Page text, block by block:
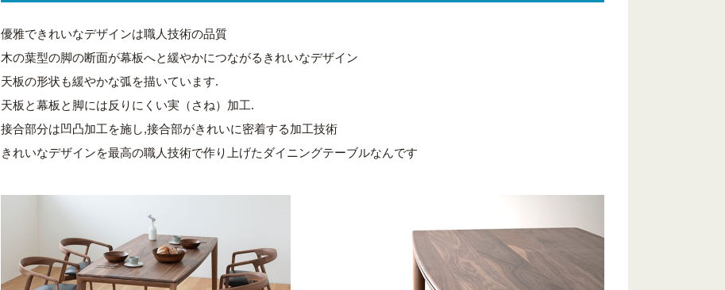
優雅できれいなデザインは職人技術の品質
木の葉型の脚の断面が幕板へと緩やかにつながるきれいなデザイン
天板の形状も緩やかな弧を描いています.
天板と幕板と脚には反りにくい実（さね）加工.
接合部分は凹凸加工を施し,接合部がきれいに密着する加工技術
きれいなデザインを最高の職人技術で作り上げたダイニングテーブルなんです